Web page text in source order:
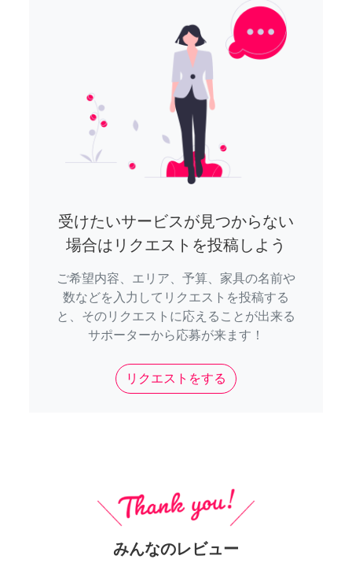
受けたいサービスが見つからない
場合はリクエストを投稿しよう
ご希望内容、エリア、予算、家具の名前や
数などを入力してリクエストを投稿する
と、そのリクエストに応えることが出来る
サポーターから応募が来ます！
リクエストをする
みんなのレビュー